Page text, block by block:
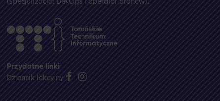
(specjalizacja: DevOps i operator dronów).
Przydatne linki
Dziennik lekcyjny